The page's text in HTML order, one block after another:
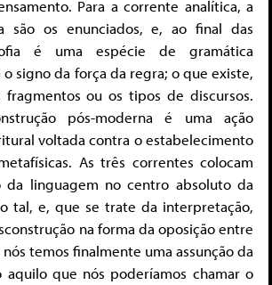
Para a corrente analítica, a
são os enunciados, e, ao final das
é uma espécie de gramática
signo da força da regra; o que existe,
fragmentos ou os tipos de discursos.
pós-moderna é uma ação
voltada contra o estabelecimento
As três correntes colocam
da linguagem no centro absoluto da
tal, e, que se trate da interpretação,
na forma da oposição entre
temos finalmente uma assunção da
aquilo que nós poderíamos chamar o